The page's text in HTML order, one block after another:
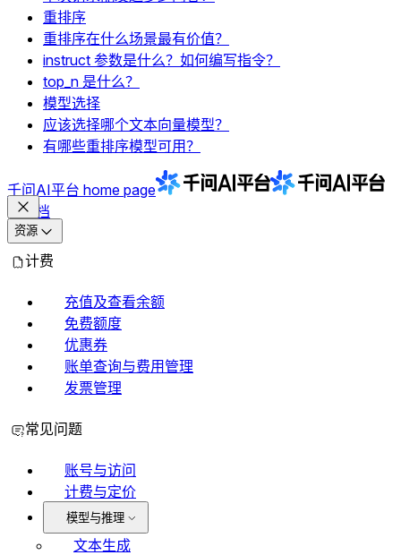
重排序
重排序在什么场景最有价值？
instruct 参数是什么？如何编写指令？
top_n 是什么？
模型选择
应该选择哪个文本向量模型？
有哪些重排序模型可用？
千问AI平台 home page
文档
资源
计费
充值及查看余额
免费额度
优惠券
账单查询与费用管理
发票管理
常见问题
账号与访问
计费与定价
模型与推理
文本生成